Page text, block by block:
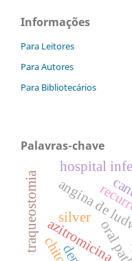
Informações
Para Leitores
Para Autores
Para Bibliotecários
Palavras-chave
azitromicina
traqueostomia angina de
silver
hospital